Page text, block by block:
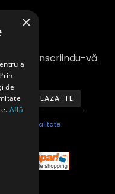
înscriindu-vă
ABONEAZA-TE
confidentialitate
×
a
de
Află